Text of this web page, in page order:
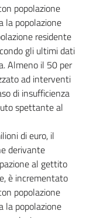
popolazione
la popolazione
residente
gli ultimi dati
Almeno il 50 per
ad interventi
di insufficienza
spettante al
di euro, il
derivante
al gettito
è incrementato
popolazione
la popolazione